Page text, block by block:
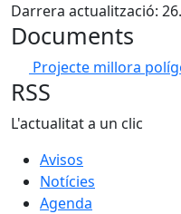
Darrera actualització:
Documents
Projecte millora
RSS
L'actualitat a un clic
Avisos
Notícies
Agenda